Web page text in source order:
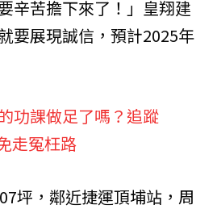
辛苦擔下來了！」皇翔建
要展現誠信，預計2025年
功課做足了嗎？追蹤
走冤枉路
坪，鄰近捷運頂埔站，周